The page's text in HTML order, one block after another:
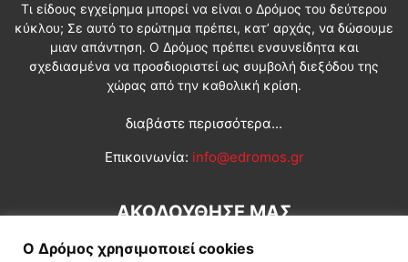
Τι είδους εγχείρημα μπορεί να είναι ο Δρόμος του δεύτερου
κύκλου; Σε αυτό το ερώτημα πρέπει, κατ’ αρχάς, να δώσουμε
μιαν απάντηση. Ο Δρόμος πρέπει ενσυνείδητα και
σχεδιασμένα να προσδιοριστεί ως συμβολή διεξόδου της
χώρας από την καθολική κρίση.
διαβάστε περισσότερα...
Επικοινωνία: info@edromos.gr
ΑΚΟΛΟΥΘΗΣΕ ΜΑΣ
Ο Δρόμος χρησιμοποιεί cookies